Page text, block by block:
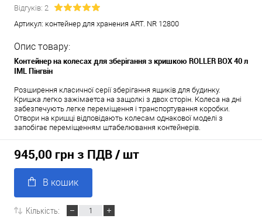
Відгуків: 2
Артикул: контейнер для хранения ART. NR 12800
Опис товару:
Контейнер на колесах для зберігання з кришкою ROLLER BOX 40 л
IML Пінгвін
Розширення класичної серії зберігання ящиків для будинку.
Кришка легко зажімаетса на защолкі з двох сторін. Колеса на дні
забезпечують легке переміщення і транспортування коробки.
Отвори на кришці відповідають колесам однакової моделі з
запобігає переміщенням штабелювання контейнерів.
945,00 грн з ПДВ/ шт
В кошик
Кількість: